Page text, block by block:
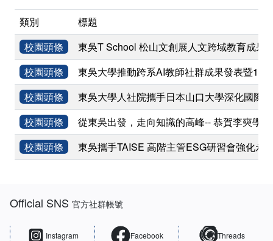
類別
標題
校園頭條
東吳T School 松山文創展人文跨域教育成果
校園頭條
東吳大學推動跨系AI教師社群成果發表暨
校園頭條
東吳大學人社院攜手日本山口大學深化國際
校園頭條
從東吳出發，走向知識的高峰-- 恭賀李奭學
校園頭條
東吳攜手TAISE 高階主管ESG研習會強化永
Official SNS官方社群帳號
Instagram
Facebook
Threads